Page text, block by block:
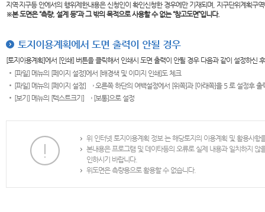
지역·지구등 안에서의 행위제한내용은 신청인이 확인신청한 경우에만 기재되며, 지구단위계획
※본 도면은“측량, 설계 등”과 그 밖의 목적으로 사용할 수 없는 “참고도면”입니다.
토지이용계획에서 도면 출력이 안될 경우
[토지이용계획]에서 [인쇄] 버튼을 클릭해서 인쇄시 도면 출력이 안될 경우 다음과 같이 설정하신
[파일] 메뉴의 [페이지 설정]에서 [배경색 및 이미지 인쇄]도 체크
[파일] 메뉴의 [페이지 설정] → 오른쪽 하단의 여백설정에서 [위쪽]과 [아래쪽]을 5 로 설정후 출
[보기] 메뉴의 [텍스트크기] → [보통]으로 설정
위 인터넷 토지이용계획 정보 는 해당토지의 이용계획 및 활용사
본내용은 프로그램 및 데이타등의 오류로 실제 내용과 일치하지
인하시기 바랍니다.
위도면은 측량용으로 활용할 수 없습니다.